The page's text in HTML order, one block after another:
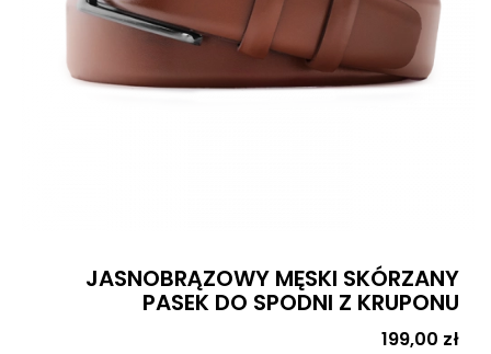
JASNOBRĄZOWY MĘSKI SKÓRZANY
PASEK DO SPODNI Z KRUPONU
Cena
199,00 zł